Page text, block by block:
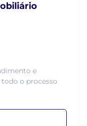
e
o processo